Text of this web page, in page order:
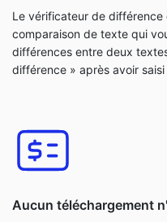
Le vérificateur de
comparaison de texte qui
différences entre deux
différence » après avoir
Aucun téléchargement